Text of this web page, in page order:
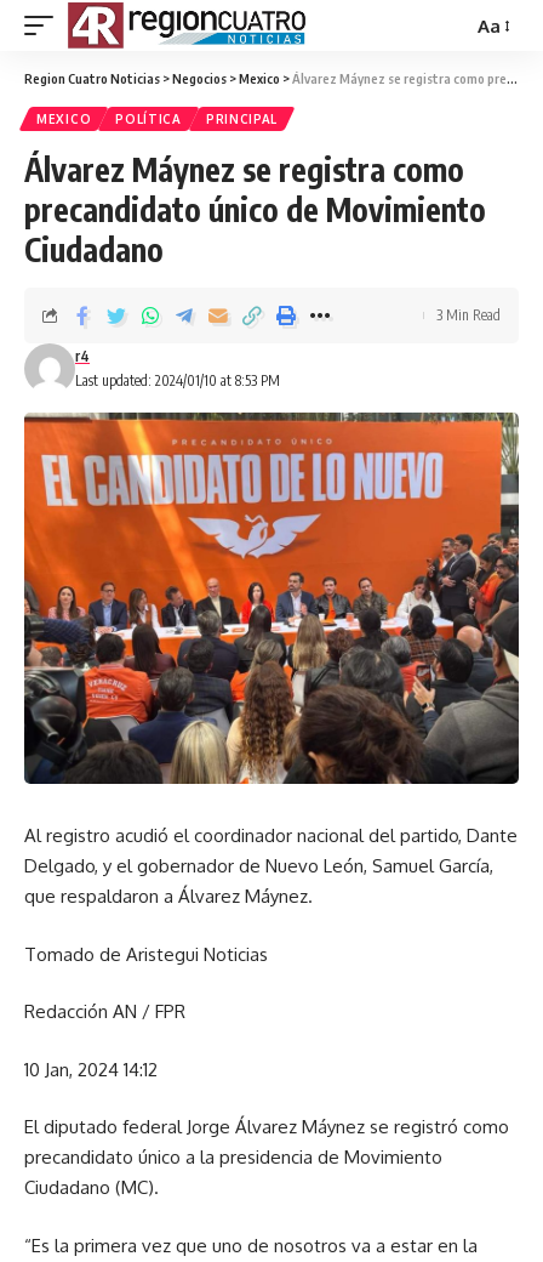
Aa
Region Cuatro Noticias >Negocios >Mexico >Álvarez Máynez se registra como precandidato único de Movimiento Ciudadano
MEXICO POLÍTICA PRINCIPAL
Álvarez Máynez se registra como
precandidato único de Movimiento
Ciudadano
Last updated: 2024/01/10 at 8:53 PM
r4
3 Min Read
Al registro acudió el coordinador nacional del partido, Dante
Delgado, y el gobernador de Nuevo León, Samuel García,
que respaldaron a Álvarez Máynez.
Tomado de Aristegui Noticias
Redacción AN / FPR
10 Jan, 2024 14:12
El diputado federal Jorge Álvarez Máynez se registró como
precandidato único a la presidencia de Movimiento
Ciudadano (MC).
“Es la primera vez que uno de nosotros va a estar en la